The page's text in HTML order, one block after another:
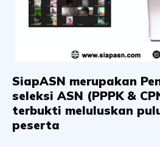
SiapASN merupakan
seleksi ASN (PPPK &
terbukti meluluskan
peserta